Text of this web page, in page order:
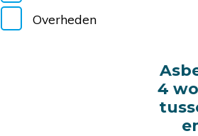
Overheden
4
4